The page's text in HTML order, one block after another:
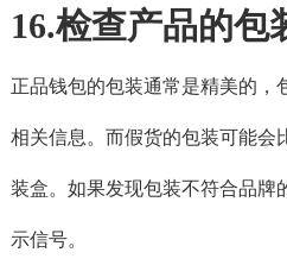
16.检查产品的包
正品钱包的包装通常是精美的，
相关信息。而假货的包装可能会
装盒。如果发现包装不符合品牌
示信号。